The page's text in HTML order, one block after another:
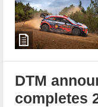
DTM
completes